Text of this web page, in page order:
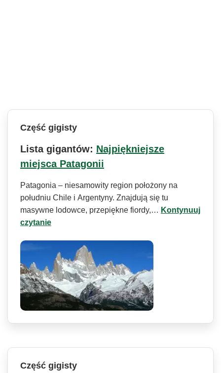
Część gigisty
Lista gigantów: Najpiękniejsze
miejsca Patagonii
Patagonia – niesamowity region położony na
południu Chile i Argentyny. Znajdują się tu
masywne lodowce, przepiękne fiordy,… Kontynuuj
czytanie
Część gigisty